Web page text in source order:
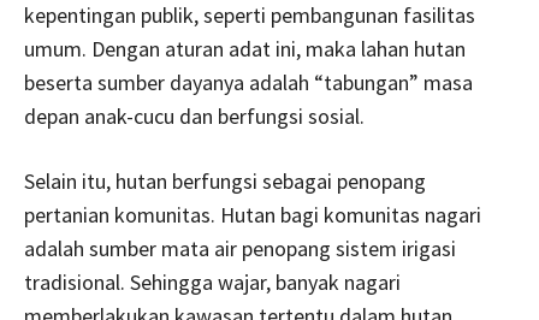
kepentingan publik, seperti pembangunan fasilitas
umum. Dengan aturan adat ini, maka lahan hutan
beserta sumber dayanya adalah “tabungan” masa
depan anak-cucu dan berfungsi sosial.
Selain itu, hutan berfungsi sebagai penopang
pertanian komunitas. Hutan bagi komunitas nagari
adalah sumber mata air penopang sistem irigasi
tradisional. Sehingga wajar, banyak nagari